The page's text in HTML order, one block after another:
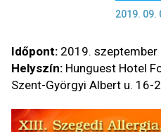
2019. 09.
Időpont: 2019. szeptember
Helyszín: Hunguest Hotel
Szent-Györgyi Albert u. 16-